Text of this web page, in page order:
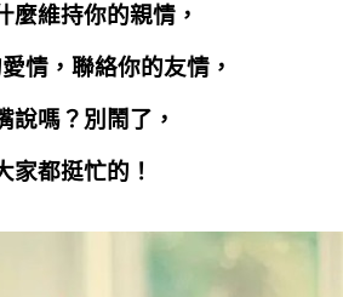
麼維持你的親情，
情，聯絡你的友情，
說嗎？別鬧了，
家都挺忙的！